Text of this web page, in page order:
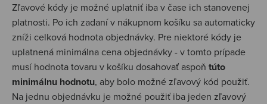
Zľavové kódy je možné uplatniť iba v čase ich stanovenej
platnosti. Po ich zadaní v nákupnom košíku sa automaticky
zníži celková hodnota objednávky. Pre niektoré kódy je
uplatnená minimálna cena objednávky - v tomto prípade
musí hodnota tovaru v košíku dosahovať aspoň túto
minimálnu hodnotu, aby bolo možné zľavový kód použiť.
Na jednu objednávku je možné použiť iba jeden zľavový